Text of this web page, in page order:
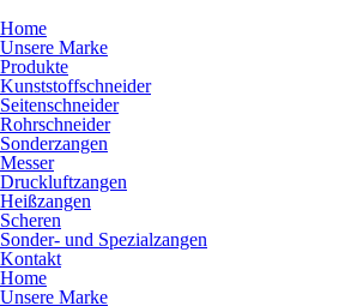
Home
Unsere Marke
Produkte
Kunststoffschneider
Seitenschneider
Rohrschneider
Sonderzangen
Messer
Druckluftzangen
Heißzangen
Scheren
Sonder- und Spezialzangen
Kontakt
Home
Unsere Marke